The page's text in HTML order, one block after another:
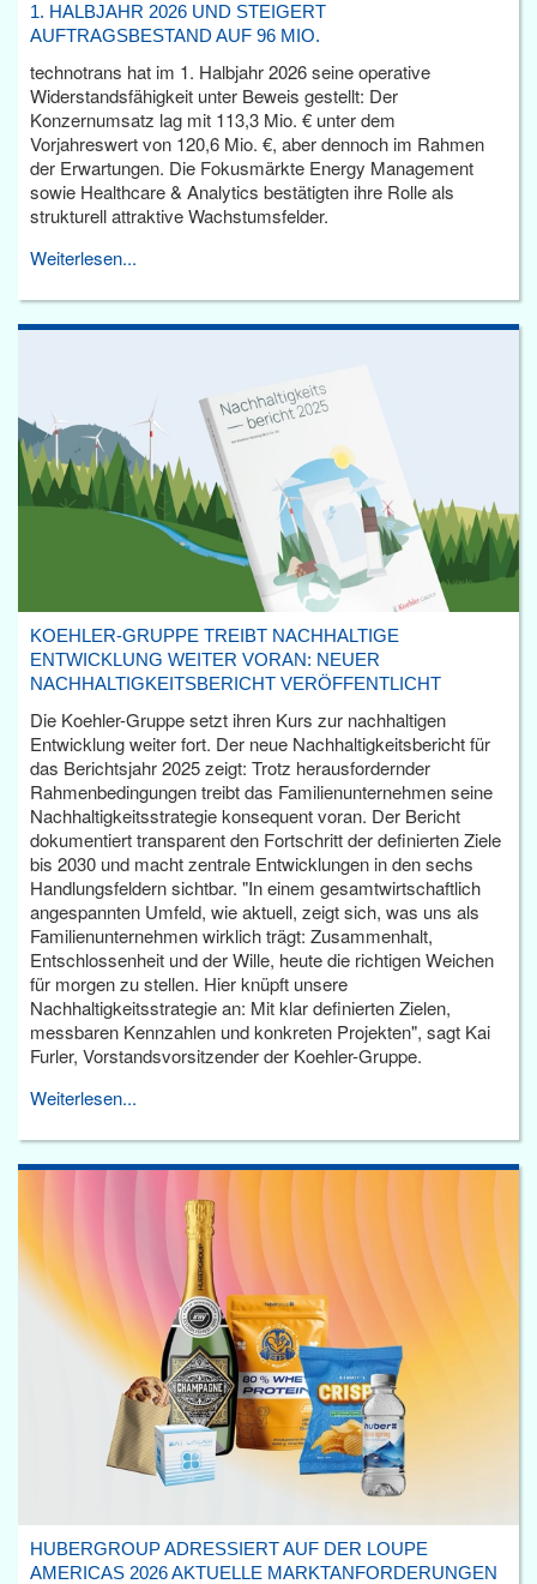
1. HALBJAHR 2026 UND STEIGERT
AUFTRAGSBESTAND AUF 96 MIO.
technotrans hat im 1. Halbjahr 2026 seine operative
Widerstandsfähigkeit unter Beweis gestellt: Der
Konzernumsatz lag mit 113,3 Mio. € unter dem
Vorjahreswert von 120,6 Mio. €, aber dennoch im Rahmen
der Erwartungen. Die Fokusmärkte Energy Management
sowie Healthcare & Analytics bestätigten ihre Rolle als
strukturell attraktive Wachstumsfelder.
Weiterlesen...
KOEHLER-GRUPPE TREIBT NACHHALTIGE
ENTWICKLUNG WEITER VORAN: NEUER
NACHHALTIGKEITSBERICHT VERÖFFENTLICHT
Die Koehler-Gruppe setzt ihren Kurs zur nachhaltigen
Entwicklung weiter fort. Der neue Nachhaltigkeitsbericht für
das Berichtsjahr 2025 zeigt: Trotz herausfordernder
Rahmenbedingungen treibt das Familienunternehmen seine
Nachhaltigkeitsstrategie konsequent voran. Der Bericht
dokumentiert transparent den Fortschritt der definierten Ziele
bis 2030 und macht zentrale Entwicklungen in den sechs
Handlungsfeldern sichtbar. "In einem gesamtwirtschaftlich
angespannten Umfeld, wie aktuell, zeigt sich, was uns als
Familienunternehmen wirklich trägt: Zusammenhalt,
Entschlossenheit und der Wille, heute die richtigen Weichen
für morgen zu stellen. Hier knüpft unsere
Nachhaltigkeitsstrategie an: Mit klar definierten Zielen,
messbaren Kennzahlen und konkreten Projekten", sagt Kai
Furler, Vorstandsvorsitzender der Koehler-Gruppe.
Weiterlesen...
HUBERGROUP ADRESSIERT AUF DER LOUPE
AMERICAS 2026 AKTUELLE MARKTANFORDERUNGEN